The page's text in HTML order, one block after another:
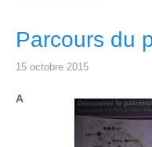
Parcours du
15 octobre 2015
A